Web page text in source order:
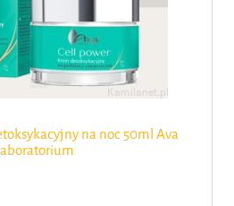
na noc 50ml Ava